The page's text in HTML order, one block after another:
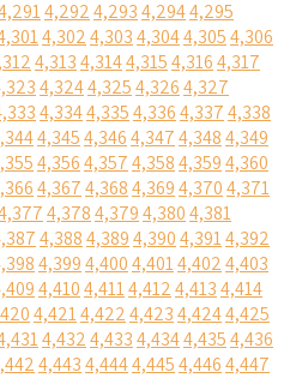
4,2924,2934,2944,295
4,3024,3034,3044,3054,306
4,3134,3144,3154,3164,317
4,3244,3254,3264,327
4,3344,3354,3364,3374,338
4,3454,3464,3474,3484,349
4,3564,3574,3584,3594,360
4,3674,3684,3694,3704,371
4,3784,3794,3804,381
4,3884,3894,3904,3914,392
4,3994,4004,4014,4024,403
4,4104,4114,4124,4134,414
4,4214,4224,4234,4244,425
4,4324,4334,4344,4354,436
4,4434,4444,4454,4464,447